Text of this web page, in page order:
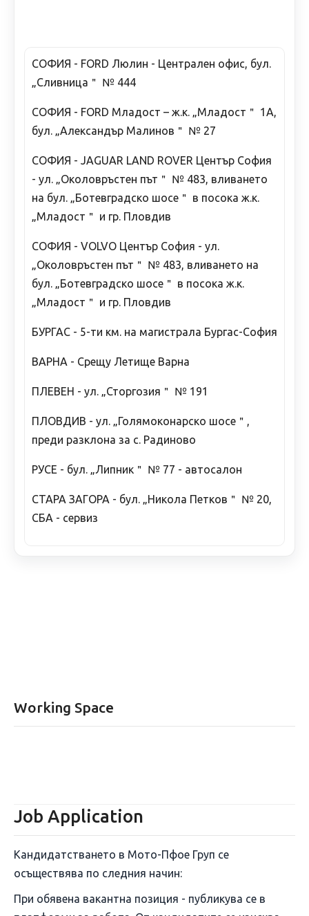
СОФИЯ - FORD Люлин - Централен офис, бул.
„Сливница＂ № 444
СОФИЯ - FORD Младост – ж.к. „Младост＂ 1А,
бул. „Александър Малинов＂ № 27
СОФИЯ - JAGUAR LAND ROVER Център София
- ул. „Околовръстен път＂ № 483, вливането
на бул. „Ботевградско шосе＂ в посока ж.к.
„Младост＂ и гр. Пловдив
СОФИЯ - VOLVO Център София - ул.
„Околовръстен път＂ № 483, вливането на
бул. „Ботевградско шосе＂ в посока ж.к.
„Младост＂ и гр. Пловдив
БУРГАС - 5-ти км. на магистрала Бургас-София
ВАРНА - Срещу Летище Варна
ПЛЕВЕН - ул. „Сторгозия＂ № 191
ПЛОВДИВ - ул. „Голямоконарско шосе＂,
преди разклона за с. Радиново
РУСЕ - бул. „Липник＂ № 77 - автосалон
СТАРА ЗАГОРА - бул. „Никола Петков＂ № 20,
СБА - сервиз
Working Space
Job Application
Кандидатстването в Мото-Пфое Груп се
осъществява по следния начин:
При обявена вакантна позиция - публикува се в